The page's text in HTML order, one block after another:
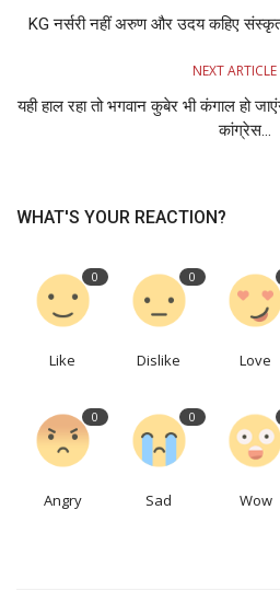
KG नर्सरी नहीं अरुण और उदय कहिए संस्कृत
NEXT ARTICLE
यही हाल रहा तो भगवान कुबेर भी कंगाल हो
कांग्रेस...
WHAT'S YOUR REACTION?
0
Like
0
Dislike Love
0
Angry
0
Sad Wow